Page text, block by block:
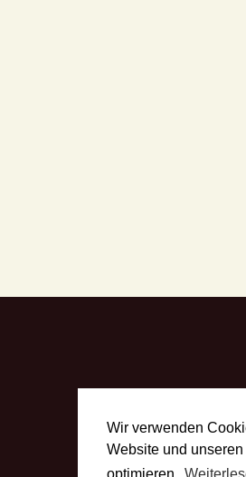
Wir verwenden
Website und
optimieren.